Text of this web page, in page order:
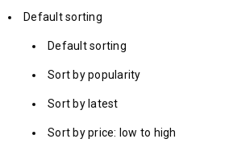
Default sorting
Default sorting
Sort by popularity
Sort by latest
Sort by price: low to high